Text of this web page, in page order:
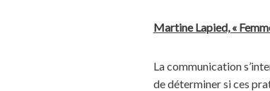
Martine Lapied, «
La communication
de déterminer si ces